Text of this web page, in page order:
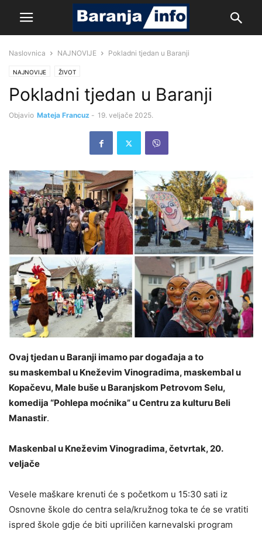
Naslovnica NAJNOVIJE Pokladni tjedan u Baranji
NAJNOVIJE ŽIVOT
Pokladni tjedan u Baranji
Objavio Mateja Francuz - 19. veljače 2025.
Ovaj tjedan u Baranji imamo par događaja a to
su maskembal u Kneževim Vinogradima, maskembal u
Kopačevu, Male buše u Baranjskom Petrovom Selu,
komedija “Pohlepa moćnika” u Centru za kulturu Beli
Manastir.
Maskenbal u Kneževim Vinogradima, četvrtak, 20.
veljače
Vesele maškare krenuti će s početkom u 15:30 sati iz
Osnovne škole do centra sela/kružnog toka te će se vratiti
ispred škole gdje će biti upriličen karnevalski program